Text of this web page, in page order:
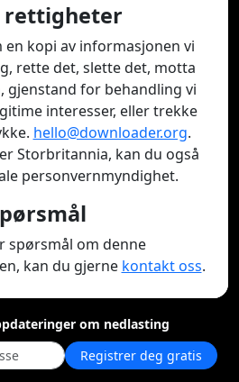
rettigheter
en kopi av informasjonen vi
rette det, slette det, motta
for behandling vi
interesser, eller trekke
hello@downloader.org.
Storbritannia, kan du også
personvernmyndighet.
spørsmål om denne
kan du gjerne kontakt oss.
om nedlasting
Registrer deg gratis